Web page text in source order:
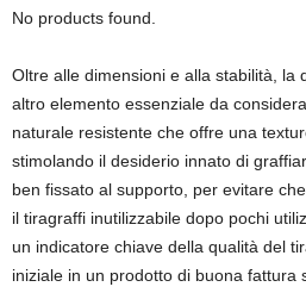
No products found.
Oltre alle dimensioni e alla stabilità, la
altro elemento essenziale da
naturale resistente che offre una
stimolando il desiderio innato di
ben fissato al supporto, per evitare
il tiragraffi inutilizzabile dopo pochi
un indicatore chiave della qualità del
iniziale in un prodotto di buona fattura